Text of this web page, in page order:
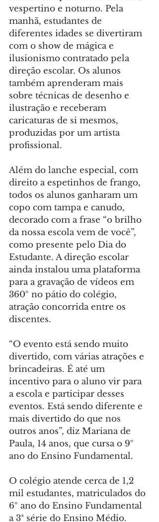
vespertino e noturno. Pela
manhã, estudantes de
diferentes idades se divertiram
com o show de mágica e
ilusionismo contratado pela
direção escolar. Os alunos
também aprenderam mais
sobre técnicas de desenho e
ilustração e receberam
caricaturas de si mesmos,
produzidas por um artista
profissional.
Além do lanche especial, com
direito a espetinhos de frango,
todos os alunos ganharam um
copo com tampa e canudo,
decorado com a frase “o brilho
da nossa escola vem de você”,
como presente pelo Dia do
Estudante. A direção escolar
ainda instalou uma plataforma
para a gravação de vídeos em
360º no pátio do colégio,
atração concorrida entre os
discentes.
“O evento está sendo muito
divertido, com várias atrações e
brincadeiras. É até um
incentivo para o aluno vir para
a escola e participar desses
eventos. Está sendo diferente e
mais divertido do que nos
outros anos”, diz Mariana de
Paula, 14 anos, que cursa o 9º
ano do Ensino Fundamental.
O colégio atende cerca de 1,2
mil estudantes, matriculados do
6º ano do Ensino Fundamental
a 3ª série do Ensino Médio.